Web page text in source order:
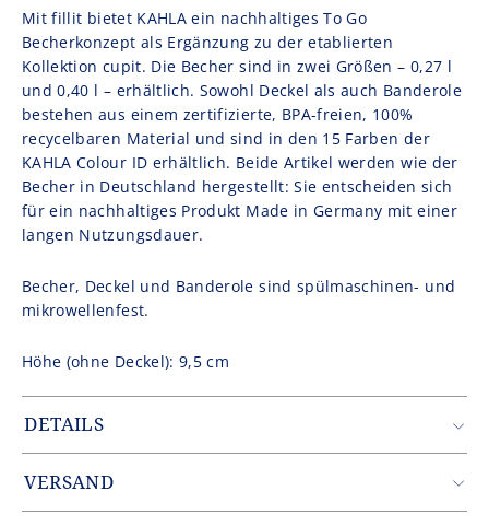
Mit fillit bietet KAHLA ein nachhaltiges To Go
Becherkonzept als Ergänzung zu der etablierten
Kollektion cupit. Die Becher sind in zwei Größen – 0,27 l
und 0,40 l – erhältlich. Sowohl Deckel als auch Banderole
bestehen aus einem zertifizierte, BPA-freien, 100%
recycelbaren Material und sind in den 15 Farben der
KAHLA Colour ID erhältlich. Beide Artikel werden wie der
Becher in Deutschland hergestellt: Sie entscheiden sich
für ein nachhaltiges Produkt Made in Germany mit einer
langen Nutzungsdauer.
Becher, Deckel und Banderole sind spülmaschinen- und
mikrowellenfest.
Höhe (ohne Deckel): 9,5 cm
DETAILS
Artikelnummer: FIL1527SL7408A1
Gewicht: 0.29 kg
VERSAND
Zustellung erfolgt durch unseren Partner DHL.